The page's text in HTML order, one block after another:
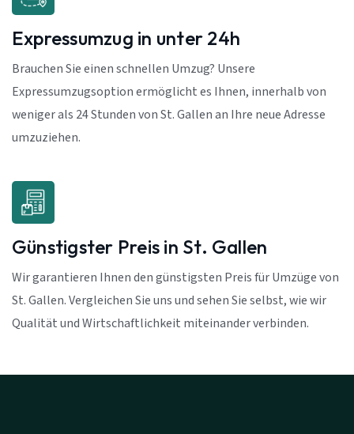
Expressumzug in unter 24h
Brauchen Sie einen schnellen Umzug? Unsere
Expressumzugsoption ermöglicht es Ihnen, innerhalb von
weniger als 24 Stunden von St. Gallen an Ihre neue Adresse
umzuziehen.
Günstigster Preis in St. Gallen
Wir garantieren Ihnen den günstigsten Preis für Umzüge von
St. Gallen. Vergleichen Sie uns und sehen Sie selbst, wie wir
Qualität und Wirtschaftlichkeit miteinander verbinden.